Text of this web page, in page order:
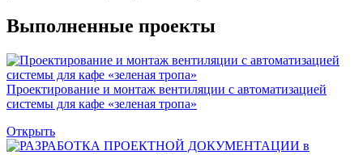
Выполненные проекты
Проектирование и монтаж вентиляции с автоматизацией
системы для кафе «зеленая тропа»
Открыть